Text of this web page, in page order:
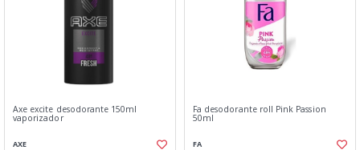
Axe excite desodorante 150ml
vaporizador
AXE
Fa desodorante roll Pink Passion
50ml
FA